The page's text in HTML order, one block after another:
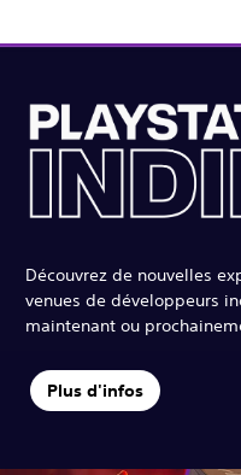
Découvrez de nouvelles
venues de développeurs
maintenant ou
Plus d'infos